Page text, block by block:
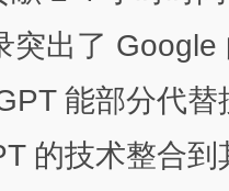
突出了
能部分代
的技术整合